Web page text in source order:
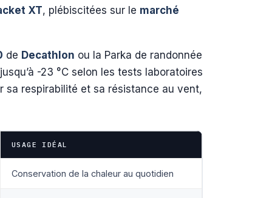
XT, plébiscitées sur le marché
de Decathlon ou la Parka de randonnée
-23 °C selon les tests laboratoires
sa respirabilité et sa résistance au vent,
USAGE IDÉAL
Conservation de la chaleur au quotidien